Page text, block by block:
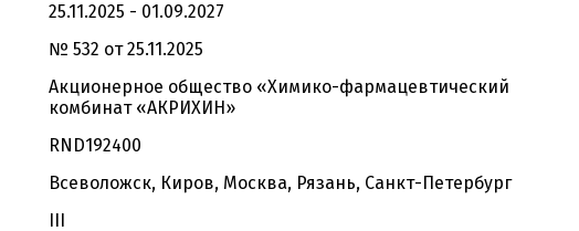
25.11.2025 - 01.09.2027
№ 532 от 25.11.2025
Акционерное общество «Химико-фармацевтический
комбинат «АКРИХИН»
RND192400
Всеволожск, Киров, Москва, Рязань, Санкт-Петербург
III